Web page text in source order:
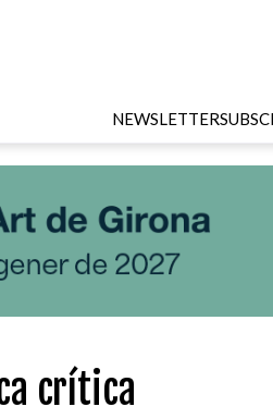
NEWSLETTER
crítica